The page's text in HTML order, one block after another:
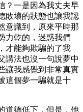
？一是因為我丈夫早
敗壞的狀態也讓我認
意識到，原來平時那
力乾的，迷惑我們
才能夠欺騙的了我
講法也沒一句說夢中
讓我感覺到非常真實
這個夢一騙就是十
道德低下，但是，他